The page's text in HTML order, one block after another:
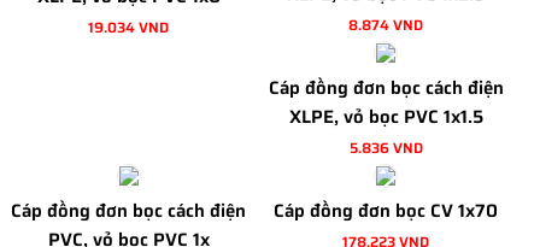
19.034 VND 8.874 VND
Cáp đồng đơn bọc cách điện
XLPE, vỏ bọc PVC 1x1.5
5.836 VND
Cáp đồng đơn bọc cách điện
PVC, vỏ bọc PVC 1x
Cáp đồng đơn bọc CV 1x70
178.223 VND